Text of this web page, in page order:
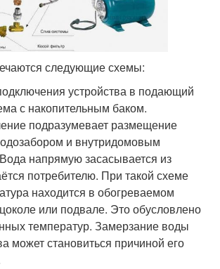
следующие схемы:
устройства в подающий
с накопительным баком.
подразумевает размещение
и внутридомовым
напрямую засасывается из
потребителю. При такой схеме
находится в обогреваемом
или подвале. Это обусловлено
температур. Замерзание воды
может становиться причиной его